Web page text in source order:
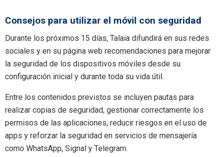
Consejos para utilizar el móvil con seguridad
Durante los próximos 15 días, Talaia difundirá en sus redes
sociales y en su página web recomendaciones para mejorar
la seguridad de los dispositivos móviles desde su
configuración inicial y durante toda su vida útil.
Entre los contenidos previstos se incluyen pautas para
realizar copias de seguridad, gestionar correctamente los
permisos de las aplicaciones, reducir riesgos en el uso de
apps y reforzar la seguridad en servicios de mensajería
como WhatsApp, Signal y Telegram.